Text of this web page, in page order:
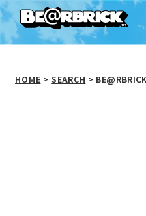
HOME > SEARCH >